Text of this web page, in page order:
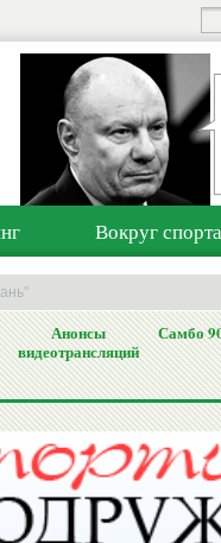
Вокруг спорта
Анонсы
видеотрансляций
Самбо